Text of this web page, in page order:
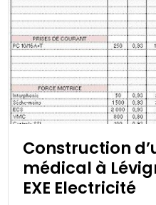
Construction
médical à
EXE Electricité